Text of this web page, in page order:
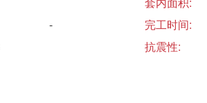
完工时间:
抗震性:
-